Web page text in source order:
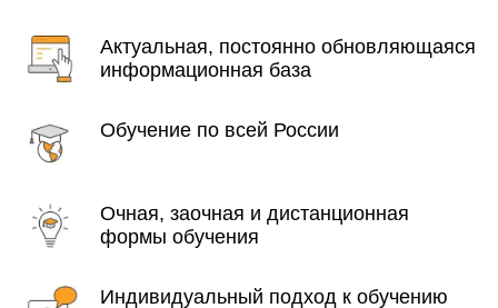
Актуальная, постоянно обновляющаяся
информационная база
Обучение по всей России
Очная, заочная и дистанционная
формы обучения
Индивидуальный подход к обучению